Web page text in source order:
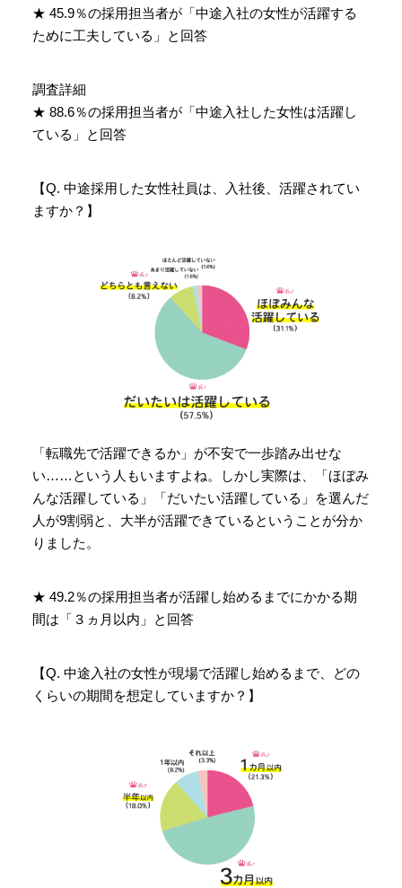
★ 45.9％の採用担当者が「中途入社の女性が活躍する
ために工夫している」と回答
調査詳細
★ 88.6％の採用担当者が「中途入社した女性は活躍し
ている」と回答
【Q. 中途採用した女性社員は、入社後、活躍されてい
ますか？】
「転職先で活躍できるか」が不安で一歩踏み出せな
い……という人もいますよね。しかし実際は、「ほぼみ
んな活躍している」「だいたい活躍している」を選んだ
人が9割弱と、大半が活躍できているということが分か
りました。
★ 49.2％の採用担当者が活躍し始めるまでにかかる期
間は「３ヵ月以内」と回答
【Q. 中途入社の女性が現場で活躍し始めるまで、どの
くらいの期間を想定していますか？】